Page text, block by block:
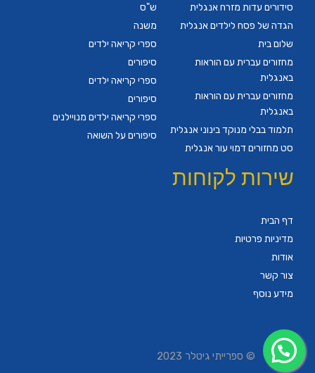
ש"ס
משנה
ספרי קריאה ילדים
סיפורים
ספרי קריאה ילדים
סיפורים
ספרי קריאה ילדים מנויילנים
סיפורים על השואה
סידורים עדות מזרח אנגלית
הגדה של פסח לילדים אנגלית
שלום בית
מחזורים עברית עם הוראות
באנגלית
מחזורים עברית עם הוראות
באנגלית
תלמוד בבלי מנוקד בינוני אנגלית
סט מחזורים דמוי עור אנגלית
שירות לקוחות
דף הבית
מדיניות פרטיות
אודות
צור קשר
מידע נוסף
© ספרייתי גיטלר 2023